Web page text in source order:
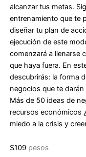
alcanzar tus metas.
entrenamiento que te
diseñar tu plan de
ejecución de este
comenzará a llenarse
que haya fuera. En
descubrirás: la forma
negocios que te
Más de 50 ideas de
recursos económicos
miedo a la crisis y
$109 pesos